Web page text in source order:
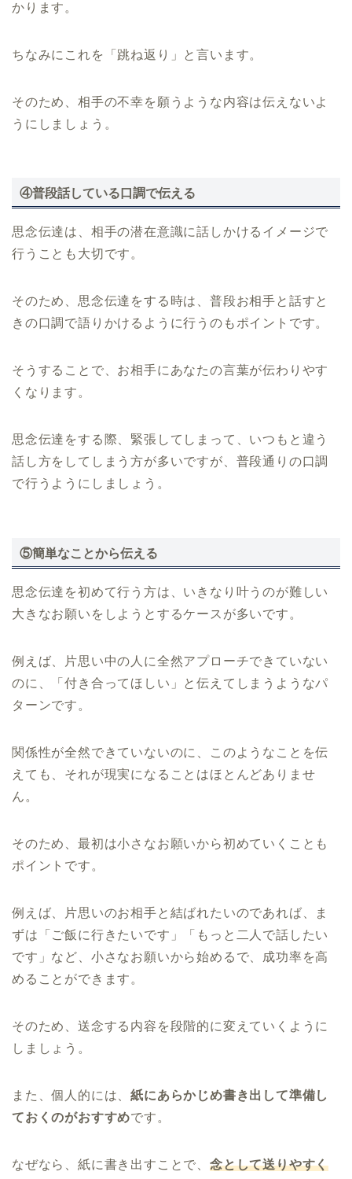
かります。
ちなみにこれを「跳ね返り」と言います。
そのため、相手の不幸を願うような内容は伝えないよ
うにしましょう。
④普段話している口調で伝える
思念伝達は、相手の潜在意識に話しかけるイメージで
行うことも大切です。
そのため、思念伝達をする時は、普段お相手と話すと
きの口調で語りかけるように行うのもポイントです。
そうすることで、お相手にあなたの言葉が伝わりやす
くなります。
思念伝達をする際、緊張してしまって、いつもと違う
話し方をしてしまう方が多いですが、普段通りの口調
で行うようにしましょう。
⑤簡単なことから伝える
思念伝達を初めて行う方は、いきなり叶うのが難しい
大きなお願いをしようとするケースが多いです。
例えば、片思い中の人に全然アプローチできていない
のに、「付き合ってほしい」と伝えてしまうようなパ
ターンです。
関係性が全然できていないのに、このようなことを伝
えても、それが現実になることはほとんどありませ
ん。
そのため、最初は小さなお願いから初めていくことも
ポイントです。
例えば、片思いのお相手と結ばれたいのであれば、ま
ずは「ご飯に行きたいです」「もっと二人で話したい
です」など、小さなお願いから始めるで、成功率を高
めることができます。
そのため、送念する内容を段階的に変えていくように
しましょう。
また、個人的には、紙にあらかじめ書き出して準備し
ておくのがおすすめです。
なぜなら、紙に書き出すことで、念として送りやすく